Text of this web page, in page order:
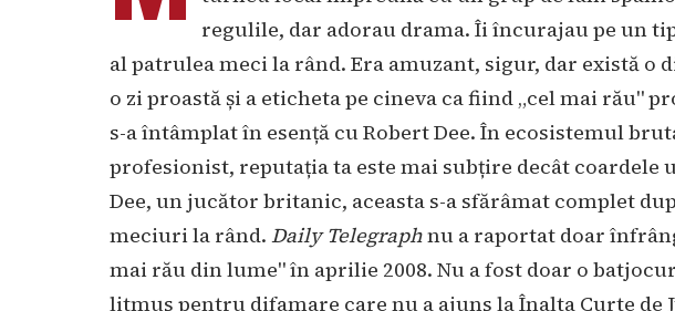
regulile, dar adorau drama. Îi încurajau pe un
al patrulea meci la rând. Era amuzant, sigur, dar există o
o zi proastă și a eticheta pe cineva ca fiind „cel mai rău"
s-a întâmplat în esență cu Robert Dee. În ecosistemul
profesionist, reputația ta este mai subțire decât coardele
Dee, un jucător britanic, aceasta s-a sfărâmat complet
meciuri la rând. Daily Telegraphnu a raportat doar
mai rău din lume" în aprilie 2008. Nu a fost doar o
litmus pentru difamare care nu a ajuns la Înalta Curte de